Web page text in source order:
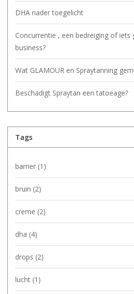
DHA nader toegelicht
Concurrentie , een bedreiging of iets
business?
Wat GLAMOUR en Spraytanning
Beschadigt Spraytan een tatoeage?
Tags
barrier (1)
bruin (2)
creme (2)
dha (4)
drops (2)
lucht (1)